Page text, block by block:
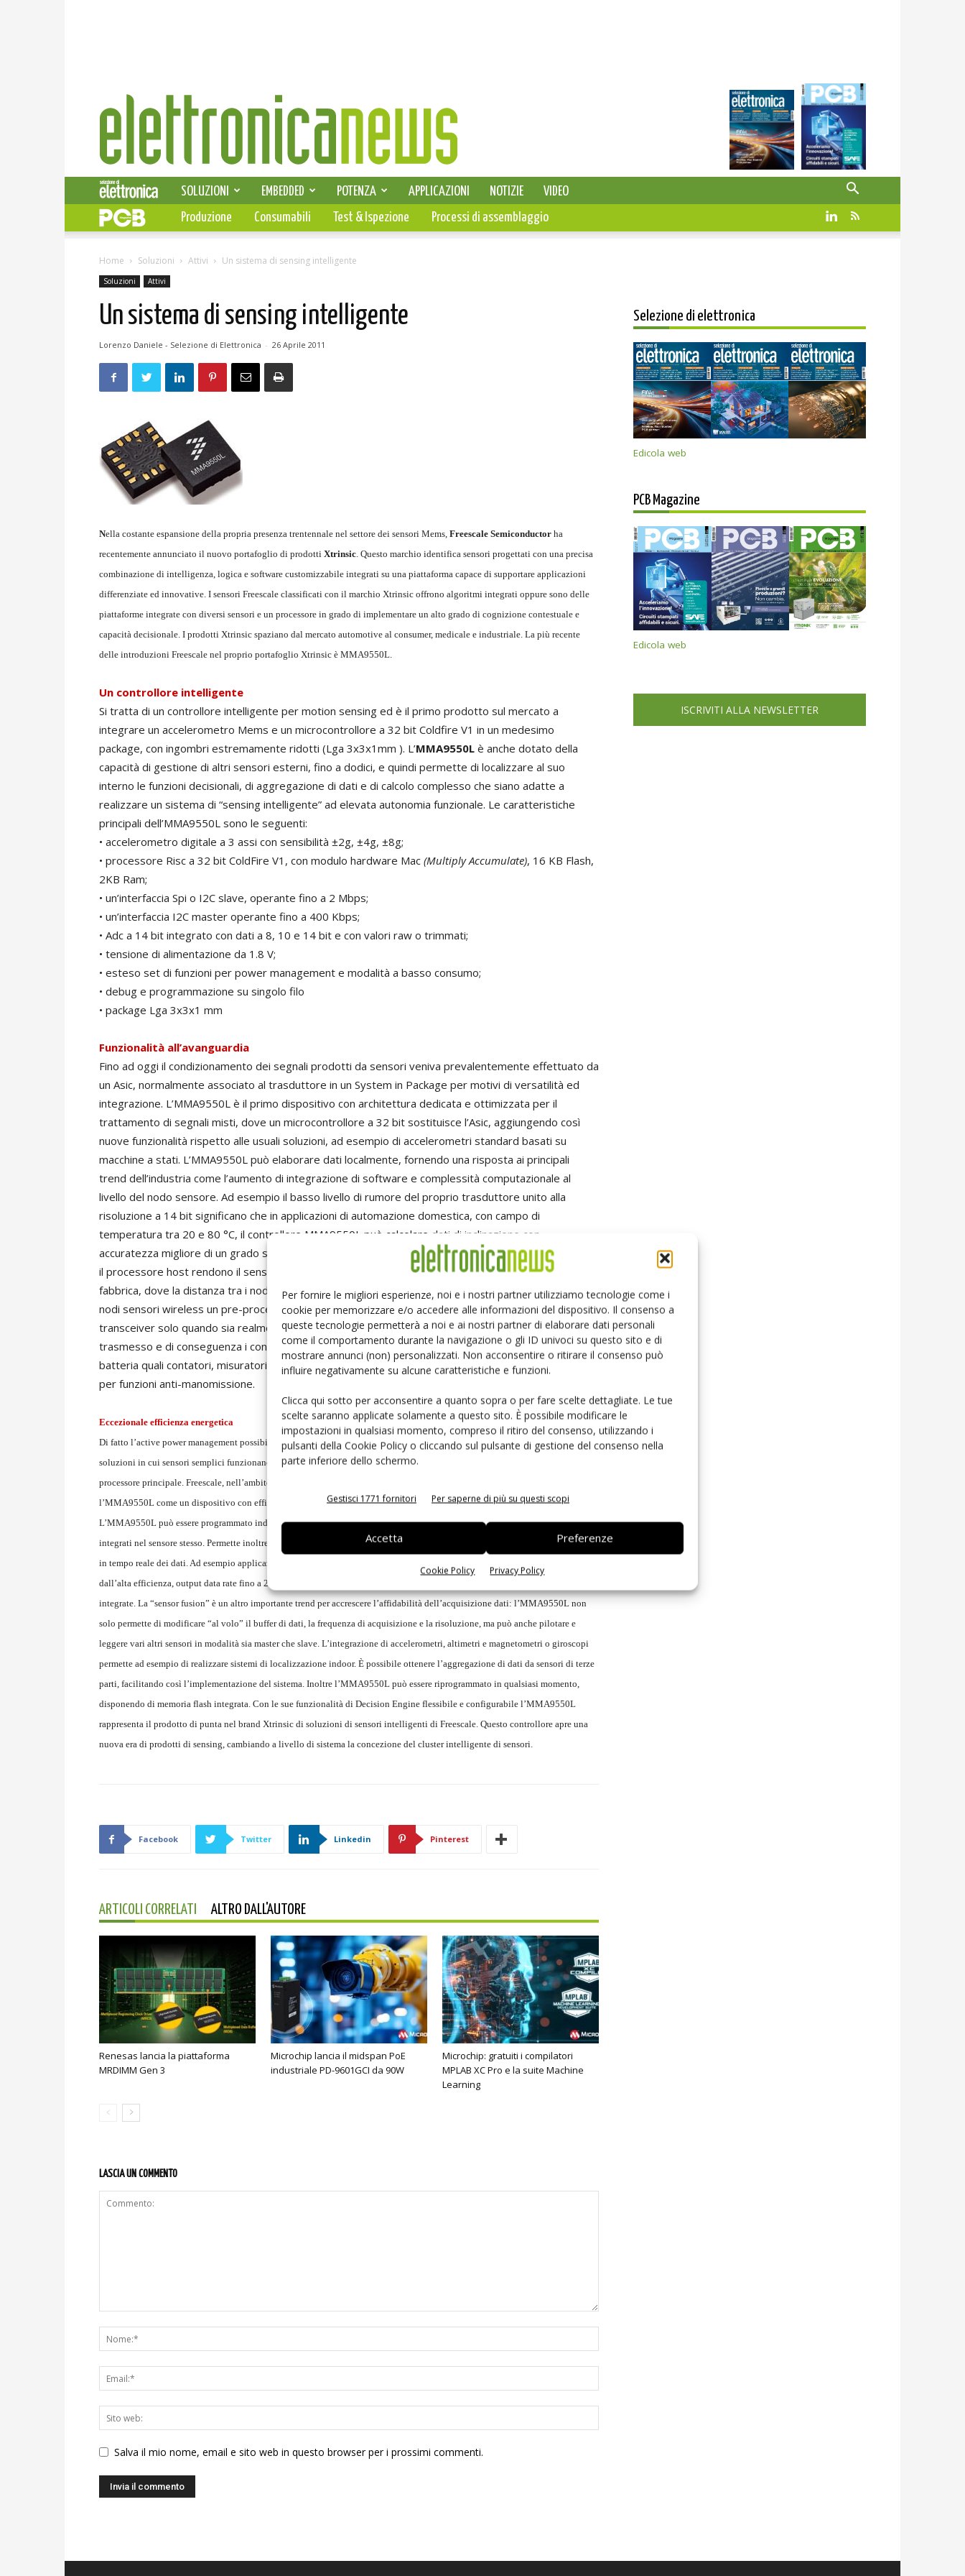
Per fornire le migliori esperienze, noi e i nostri partner utilizziamo tecnologie come i
cookie per memorizzare e/o accedere alle informazioni del dispositivo. Il consenso a
queste tecnologie permetterà a noi e ai nostri partner di elaborare dati personali
come il comportamento durante la navigazione o gli ID univoci su questo sito e di
mostrare annunci (non) personalizzati. Non acconsentire o ritirare il consenso può
influire negativamente su alcune caratteristiche e funzioni.
Clicca qui sotto per acconsentire a quanto sopra o per fare scelte dettagliate. Le tue
scelte saranno applicate solamente a questo sito. È possibile modificare le
impostazioni in qualsiasi momento, compreso il ritiro del consenso, utilizzando i
pulsanti della Cookie Policy o cliccando sul pulsante di gestione del consenso nella
parte inferiore dello schermo.
Gestisci 1771 fornitori Per saperne di più su questi scopi
Accetta Preferenze
Cookie Policy Privacy Policy
Elettronica
News
SELEZIONE DI ELETTRONICA
SOLUZIONI EMBEDDED POTENZA APPLICAZIONI NOTIZIE
VIDEO
PCB
Produzione Consumabili Test & Ispezione Processi di assemblaggio
Home Soluzioni Attivi Un sistema di sensing intelligente
Soluzioni Attivi
Un sistema di sensing intelligente
Lorenzo Daniele - Selezione di Elettronica - 26 Aprile 2011
Nella costante espansione della propria presenza trentennale nel settore dei sensori Mems, Freescale Semiconductor ha
recentemente annunciato il nuovo portafoglio di prodotti Xtrinsic. Questo marchio identifica sensori progettati con una precisa
combinazione di intelligenza, logica e software customizzabile integrati su una piattaforma capace di supportare applicazioni
differenziate ed innovative. I sensori Freescale classificati con il marchio Xtrinsic offrono algoritmi integrati oppure sono delle
piattaforme integrate con diversi sensori e un processore in grado di implementare un alto grado di cognizione contestuale e
capacità decisionale. I prodotti Xtrinsic spaziano dal mercato automotive al consumer, medicale e industriale. La più recente
delle introduzioni Freescale nel proprio portafoglio Xtrinsic è MMA9550L.
Un controllore intelligente
Si tratta di un controllore intelligente per motion sensing ed è il primo prodotto sul mercato a
integrare un accelerometro Mems e un microcontrollore a 32 bit Coldfire V1 in un medesimo
package, con ingombri estremamente ridotti (Lga 3x3x1mm ). L’MMA9550L è anche dotato della
capacità di gestione di altri sensori esterni, fino a dodici, e quindi permette di localizzare al suo
interno le funzioni decisionali, di aggregazione di dati e di calcolo complesso che siano adatte a
realizzare un sistema di “sensing intelligente” ad elevata autonomia funzionale. Le caratteristiche
principali dell’MMA9550L sono le seguenti:
• accelerometro digitale a 3 assi con sensibilità ±2g, ±4g, ±8g;
• processore Risc a 32 bit ColdFire V1, con modulo hardware Mac (Multiply Accumulate), 16 KB Flash,
2KB Ram;
• un’interfaccia Spi o I2C slave, operante fino a 2 Mbps;
• un’interfaccia I2C master operante fino a 400 Kbps;
• Adc a 14 bit integrato con dati a 8, 10 e 14 bit e con valori raw o trimmati;
• tensione di alimentazione da 1.8 V;
• esteso set di funzioni per power management e modalità a basso consumo;
• debug e programmazione su singolo filo
• package Lga 3x3x1 mm
Funzionalità all’avanguardia
Fino ad oggi il condizionamento dei segnali prodotti da sensori veniva prevalentemente effettuato da
un Asic, normalmente associato al trasduttore in un System in Package per motivi di versatilità ed
integrazione. L’MMA9550L è il primo dispositivo con architettura dedicata e ottimizzata per il
trattamento di segnali misti, dove un microcontrollore a 32 bit sostituisce l’Asic, aggiungendo così
nuove funzionalità rispetto alle usuali soluzioni, ad esempio di accelerometri standard basati su
macchine a stati. L’MMA9550L può elaborare dati localmente, fornendo una risposta ai principali
trend dell’industria come l’aumento di integrazione di software e complessità computazionale al
livello del nodo sensore. Ad esempio il basso livello di rumore del proprio trasduttore unito alla
risoluzione a 14 bit significano che in applicazioni di automazione domestica, con campo di
temperatura tra 20 e 80 °C, il controllore MMA9550L può calcolare dati di inclinazione con
accuratezza migliore di un grado sessagesimale. Inoltre la possibile riduzione delle comunicazioni con
il processore host rendono il sensore particolarmente adatto nella robotica e nell’automazione di
fabbrica, dove la distanza tra i nodi sensibili e il processore principale facilmente supera il metro. Nei
nodi sensori wireless un pre-processing dedicato dei dati significa che l’MMA9550L può attivare il
transceiver solo quando sia realmente necessario, permettendo una riduzione del volume di dati
trasmesso e di conseguenza i consumi del nodo. Un utilizzo potenziale è in apparecchi alimentati a
batteria quali contatori, misuratori o sistemi di allarme, che sempre di più utilizzano sensori inerziali
per funzioni anti-manomissione.
Eccezionale efficienza energetica
Di fatto l’active power management possibile con l’MMA9550L può ridurre i consumi di sistema fino al 90% se confrontato con
soluzioni in cui sensori semplici funzionano in modalità di acquisizione dati continua oppure sono direttamente controllati dal
processore principale. Freescale, nell’ambito del proprio programma di “Energy Efficient Solutions” ha classificato
l’MMA9550L come un dispositivo con efficienza energetica eccezionale per applicazioni portatili.
L’MMA9550L può essere programmato indipendentemente dal sistema operativo dell’host, per creare applicazioni e servizi
integrati nel sensore stesso. Permette inoltre il riutilizzo di software IP per ridurre i tempi di sviluppo e migliorare l’elaborazione
in tempo reale dei dati. Ad esempio applicazioni di monitoraggio di vibrazioni e manutenzione preventiva traggono vantaggio
dall’alta efficienza, output data rate fino a 2 KHz, filtraggio dati programmabile via firmware, e periferiche Pwm, I2C e Spi
integrate. La “sensor fusion” è un altro importante trend per accrescere l’affidabilità dell’acquisizione dati: l’MMA9550L non
solo permette di modificare “al volo” il buffer di dati, la frequenza di acquisizione e la risoluzione, ma può anche pilotare e
leggere vari altri sensori in modalità sia master che slave. L’integrazione di accelerometri, altimetri e magnetometri o giroscopi
permette ad esempio di realizzare sistemi di localizzazione indoor. È possibile ottenere l’aggregazione di dati da sensori di terze
parti, facilitando così l’implementazione del sistema. Inoltre l’MMA9550L può essere riprogrammato in qualsiasi momento,
disponendo di memoria flash integrata. Con le sue funzionalità di Decision Engine flessibile e configurabile l’MMA9550L
rappresenta il prodotto di punta nel brand Xtrinsic di soluzioni di sensori intelligenti di Freescale. Questo controllore apre una
nuova era di prodotti di sensing, cambiando a livello di sistema la concezione del cluster intelligente di sensori.
Facebook Twitter Linkedin Pinterest
ARTICOLI CORRELATI ALTRO DALL'AUTORE
Renesas lancia la piattaforma
MRDIMM Gen 3
Microchip lancia il midspan PoE
industriale PD-9601GCI da 90W
Microchip: gratuiti i compilatori
MPLAB XC Pro e la suite Machine
Learning
LASCIA UN COMMENTO
Salva il mio nome, email e sito web in questo browser per i prossimi commenti.
Selezione di elettronica
Edicola web
PCB Magazine
Edicola web
ISCRIVITI ALLA NEWSLETTER